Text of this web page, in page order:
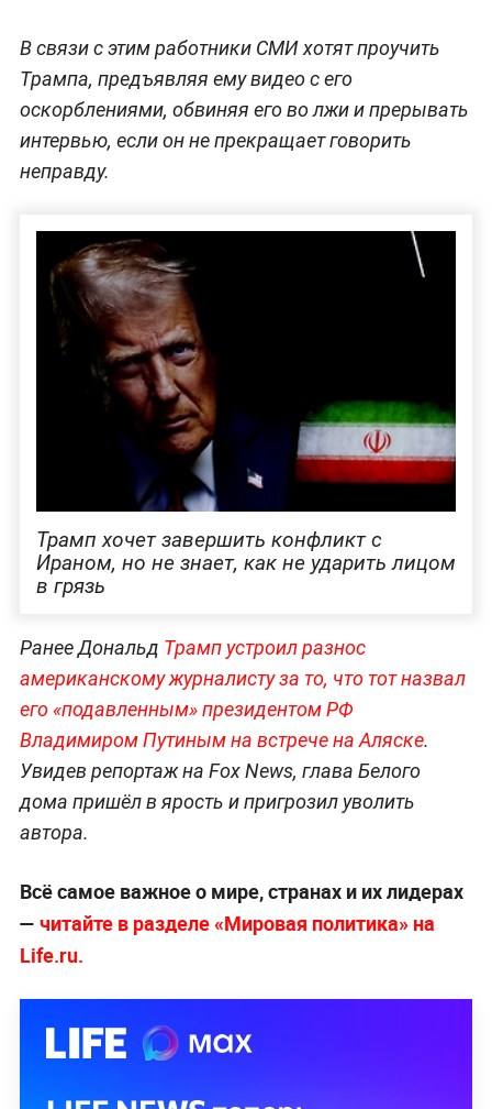
В связи с этим работники СМИ хотят проучить
Трампа, предъявляя ему видео с его
оскорблениями, обвиняя его во лжи и прерывать
интервью, если он не прекращает говорить
неправду.
Трамп хочет завершить конфликт с
Ираном, но не знает, как не ударить лицом
в грязь
Ранее Дональд Трамп устроил разнос
американскому журналисту за то, что тот назвал
его «подавленным» президентом РФ
Владимиром Путиным на встрече на Аляске.
Увидев репортаж на Fox News, глава Белого
дома пришёл в ярость и пригрозил уволить
автора.
Всё самое важное о мире, странах и их лидерах
— читайте в разделе «Мировая политика» на
Life.ru.